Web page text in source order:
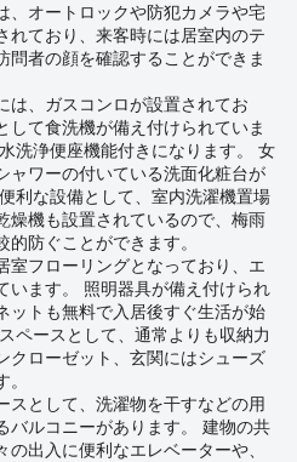
、オートロックや防犯カメラや宅
れており、来客時には居室内のテ
問者の顔を確認することができま
は、ガスコンロが設置されてお
して食洗機が備え付けられていま
洗浄便座機能付きになります。 女
ャワーの付いている洗面化粧台が
利な設備として、室内洗濯機置場
燥機も設置されているので、梅雨
的防ぐことができます。
室フローリングとなっており、エ
います。 照明器具が備え付けられ
ットも無料で入居後すぐ生活が始
ペースとして、通常よりも収納力
クローゼット、玄関にはシューズ
スとして、洗濯物を干すなどの用
バルコニーがあります。 建物の共
の出入に便利なエレベーターや、